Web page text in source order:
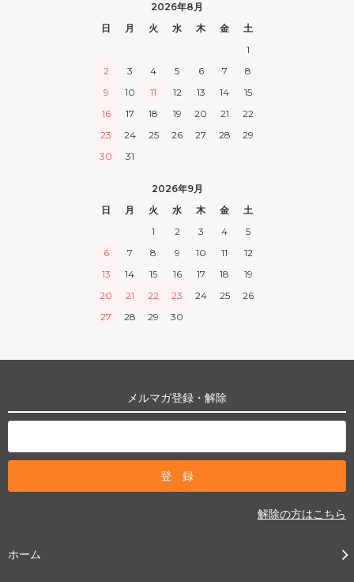
2026年8月
日
月 火 水 木 金
土
1
2
3 4 5 6 7
8
9
10 11 12 13 14
15
16
17 18 19 20 21
22
23
24 25 26 27 28
29
30
31
2026年9月
日
月 火 水 木 金
土
1
2 3 4
5
6
7 8 9 10 11
12
13
14 15 16 17 18
19
20
21 22 23 24 25
26
27
28 29 30
メルマガ登録・解除
解除の方はこちら
ホーム